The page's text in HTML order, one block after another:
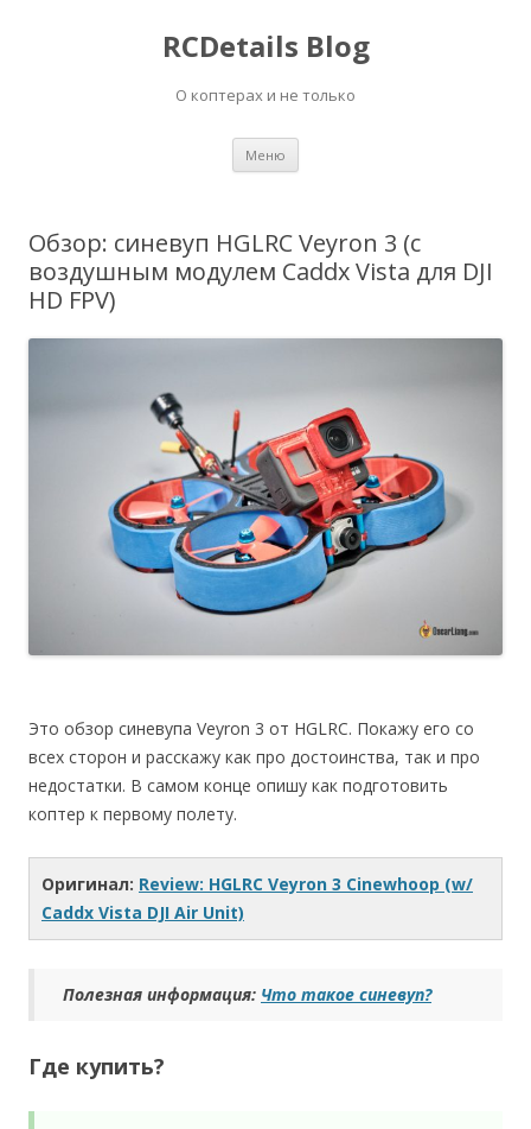
RCDetails Blog
О коптерах и не только
Меню
Обзор: синевуп HGLRC Veyron 3 (с
воздушным модулем Caddx Vista для DJI
HD FPV)
Это обзор синевупа Veyron 3 от HGLRC. Покажу его со
всех сторон и расскажу как про достоинства, так и про
недостатки. В самом конце опишу как подготовить
коптер к первому полету.
Оригинал: Review: HGLRC Veyron 3 Cinewhoop (w/
Caddx Vista DJI Air Unit)
Полезная информация: Что такое синевуп?
Где купить?